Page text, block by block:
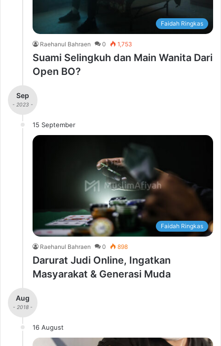
Faidah Ringkas
Raehanul Bahraen 0 1,753
Suami Selingkuh dan Main Wanita Dari
Open BO?
Sep
- 2023 -
15 September
Faidah Ringkas
Raehanul Bahraen 0 898
Darurat Judi Online, Ingatkan
Masyarakat & Generasi Muda
Aug
- 2018 -
16 August